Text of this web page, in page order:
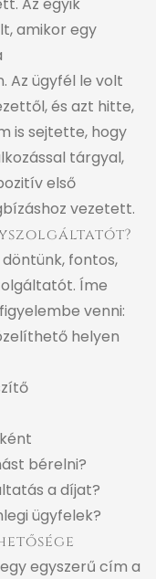
Az egyik
amikor egy
Az ügyfél le volt
és azt hitte,
is sejtette, hogy
tárgyal,
első
vezetett.
fontos,
Íme
venni:
helyen
bérelni?
a díjat?
ügyfelek?
egyszerű cím a